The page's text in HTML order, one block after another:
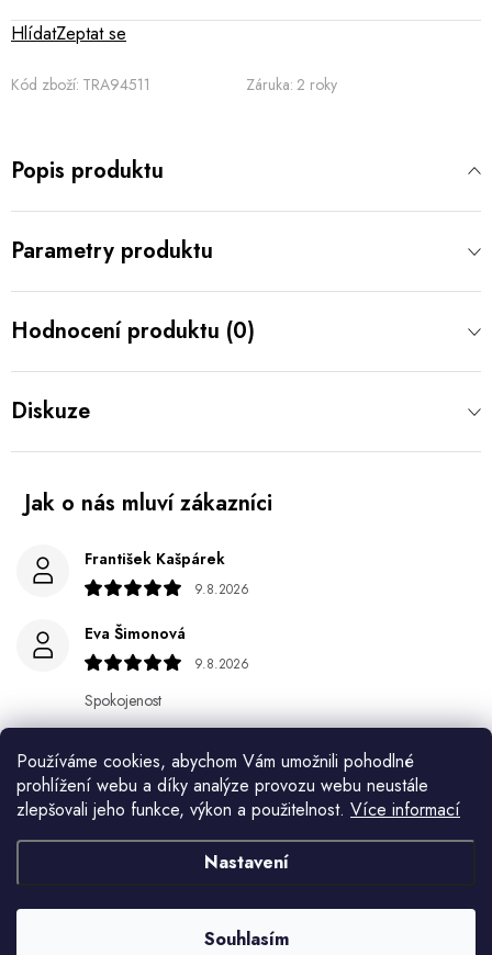
Používáme cookies, abychom Vám umožnili pohodlné
prohlížení webu a díky analýze provozu webu neustále
zlepšovali jeho funkce, výkon a použitelnost. Více informací
Nastavení
Souhlasím
Kód zboží: TRA94511 Záruka: 2 roky
Zeptat se
Hlídat
Popis produktu
Parametry produktu
Hodnocení produktu (0)
Diskuze
František Kašpárek
9.8.2026
Eva Šimonová
9.8.2026
Spokojenost
Jiří Jícha
7.8.2026
Ján Kubala
7.8.2026
anglicky .